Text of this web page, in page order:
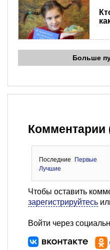
Больше
Комментарии
Последние
Первые
Лучшие
Чтобы оставить
зарегистрируйтесь
Войти через